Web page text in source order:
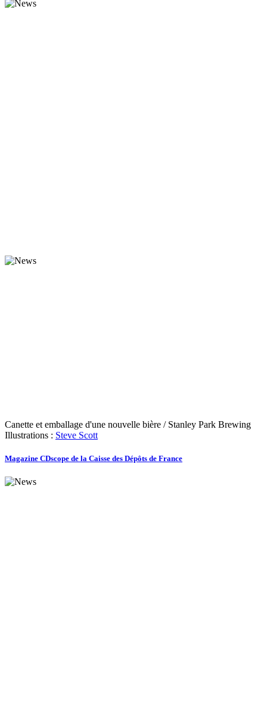
Canette et emballage d'une nouvelle bière / Stanley Park Brewing
Illustrations : Steve Scott
Magazine CDscope de la Caisse des Dépôts de France